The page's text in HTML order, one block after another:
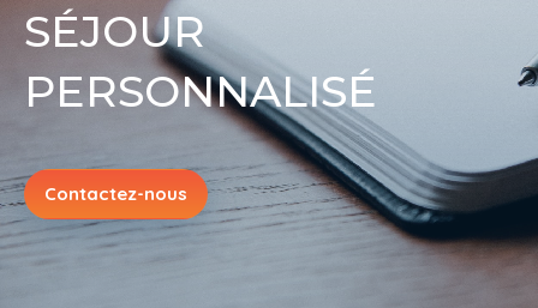
SÉJOUR
PERSONNALISÉ
Contactez-nous